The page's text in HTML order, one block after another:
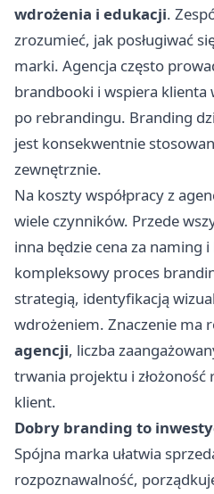
wdrożenia i edukacji.
zrozumieć, jak posługiwać
marki. Agencja często
brandbooki i wspiera klienta
po rebrandingu. Branding
jest konsekwentnie
zewnętrznie.
Na koszty współpracy z
wiele czynników. Przede
inna będzie cena za naming
kompleksowy proces
strategią, identyfikacją
wdrożeniem. Znaczenie ma
agencji, liczba
trwania projektu i złożoność
klient.
Dobry branding to
Spójna marka ułatwia
rozpoznawalność,